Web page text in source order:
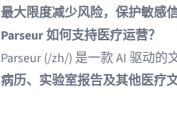
最大限度减少风险，保护敏感
Parseur 如何支持医疗运营？
Parseur (/zh/) 是一款 AI 驱动
病历、实验室报告及其他医疗